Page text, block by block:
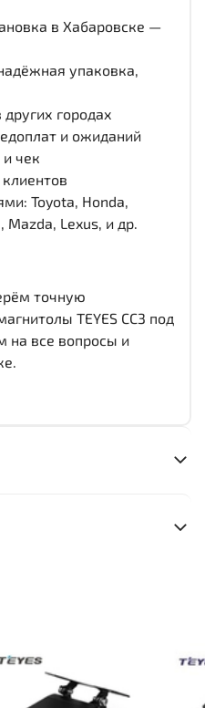
в Хабаровске —
упаковка,
городах
и ожиданий
чек
Toyota, Honda,
Mazda, Lexus, и др.
точную
TEYES CC3 под
на все вопросы и